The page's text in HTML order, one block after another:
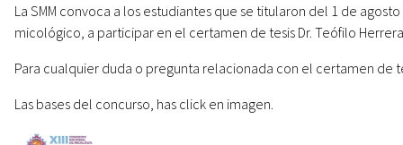
La SMM convoca a los estudiantes que se titularon del 1 de
micológico, a participar en el certamen de tesis Dr. Teófilo
Para cualquier duda o pregunta relacionada con el certamen de
Las bases del concurso, has click en imagen.